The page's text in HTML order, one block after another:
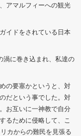
アマルフィーへの観光
イドをされている日本
渦に巻き込まれ、私達の
の要塞かというと、対
だという事でした。対
お互いに一神教で自分
るために侵略して、こ
カからの難民を見張る